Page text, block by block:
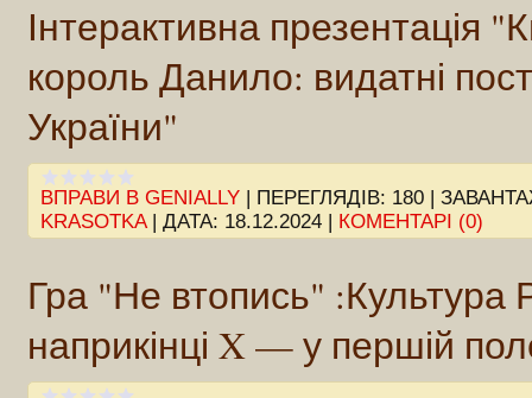
Інтерактивна презентація
король Данило: видатні
України"
ВПРАВИ В GENIALLY | ПЕРЕГЛЯДІВ: 180 |
KRASOTKA| ДАТА: 18.12.2024 | КОМЕНТАРІ (0)
Гра "Не втопись" :Культура
наприкінці X — у першій